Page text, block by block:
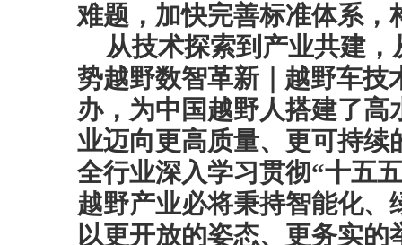
难题，加快完善标准体系
从技术探索到产业共建
势越野数智革新｜越野车技
办，为中国越野人搭建了
业迈向更高质量、更可持
全行业深入学习贯彻“十五
越野产业必将秉持智能化
以更开放的姿态、更务实